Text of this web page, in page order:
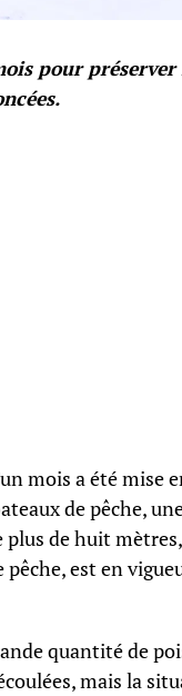
pour préserver
mois a été mise
de pêche,
de huit
est en
quantité de
mais la